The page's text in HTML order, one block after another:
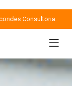
Consultoria.